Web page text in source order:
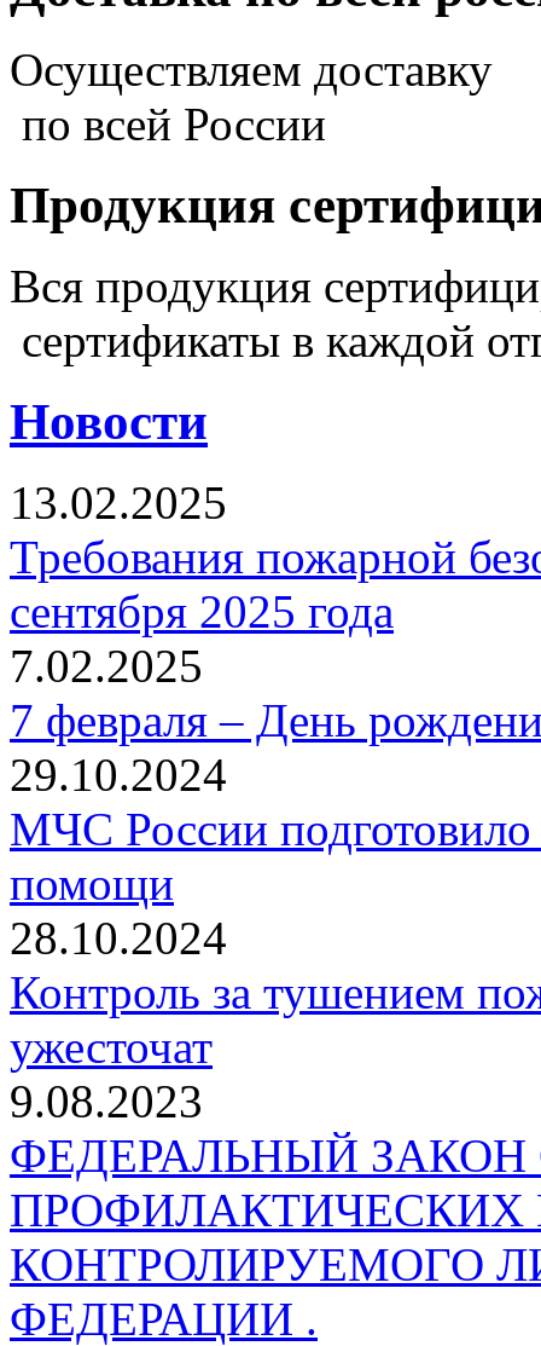
Осуществляем доставку
по всей России
Продукция
Вся продукция
сертификаты в каждой
Новости
13.02.2025
Требования пожарной
сентября 2025 года
7.02.2025
7 февраля – День
29.10.2024
МЧС России
помощи
28.10.2024
Контроль за тушением
ужесточат
9.08.2023
ФЕДЕРАЛЬНЫЙ
КОНТРОЛИРУЕМОГО
ФЕДЕРАЦИИ .